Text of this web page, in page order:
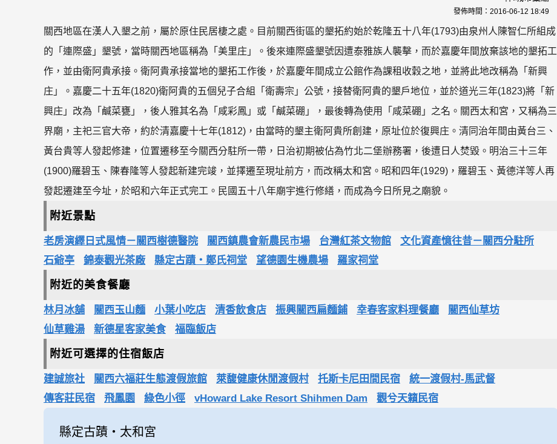
發佈時間： 2016-06-12 18:49
關西地區在漢人入墾之前，屬於原住民居棲之處。目前關西街區的墾拓約始於乾隆五十八年(1793)由泉州人陳智仁所組成
的「連際盛」墾號，當時關西地區稱為「美里庄」。後來連際盛墾號因遭泰雅族人襲擊，而於嘉慶年間放棄該地的墾拓工
作，並由衛阿貴承接。衛阿貴承接當地的墾拓工作後，於嘉慶年間成立公館作為課租收穀之地，並將此地改稱為「新興
庄」。嘉慶二十五年(1820)衛阿貴的五個兒子合組「衛壽宗」公號，接替衛阿貴的墾戶地位，並於道光三年(1823)將「新
興庄」改為「鹹菜甕」，後人雅其名為「咸彩鳳」或「鹹菜硼」，最後轉為使用「咸菜硼」之名。關西太和宮，又稱為三
界廟，主祀三官大帝，約於清嘉慶十七年(1812)，由當時的墾主衛阿貴所創建，原址位於復興庄。清同治年間由黃台三、
黃台貴等人發起修建，位置遷移至今關西分駐所一帶，日治初期被佔為竹北二堡辦務署，後遭日人焚毀。明治三十三年
(1900)羅碧玉、陳春隆等人發起新建完竣，並擇遷至現址前方，而改稱太和宮。昭和四年(1929)，羅碧玉、黃德洋等人再
發起遷建至今址，於昭和六年正式完工。民國五十八年廟宇進行修繕，而成為今日所見之廟貌。
附近景點
老房演繹日式風情－關西樹德醫院 關西鎮農會新農民市場 台灣紅茶文物館
文化資產憶往昔－關西分駐所
石爺亭
錦泰觀光茶廠 縣定古蹟‧鄭氏祠堂 望德園生機農場 羅家祠堂
附近的美食餐廳
林月冰舖 關西玉山麵 小葉小吃店 清香飲食店 振興關西扁麵鋪 幸春客家料理餐廳
關西仙草坊
仙草雞湯
新德星客家美食 福臨飯店
附近可選擇的住宿飯店
建誠旅社 關西六福莊生態渡假旅館 萊馥健康休閒渡假村 托斯卡尼田間民宿
統一渡假村-馬武督
傳客莊民宿
飛鳳園 綠色小徑 vHoward Lake Resort Shihmen Dam 觀兮天籟民宿
縣定古蹟‧太和宮